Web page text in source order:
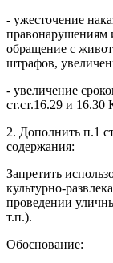
- ужесточение
правонарушениям
обращение с
штрафов,
- увеличение
ст.ст.16.29 и
2. Дополнить п.1
содержания:
Запретить
культурно-
проведении
т.п.).
Обоснование: